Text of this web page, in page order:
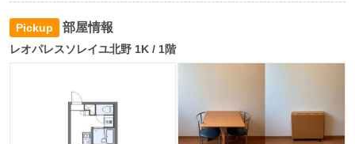
部屋情報
レオパレスソレイユ北野 1K / 1階